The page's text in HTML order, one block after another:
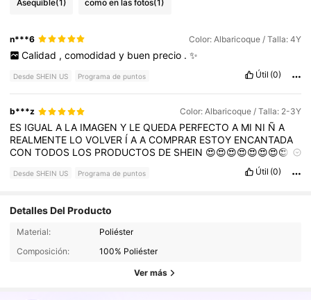
Asequible(1) como en las fotos(1)
n***6 Color: Albaricoque / Talla: 4Y
Calidad , comodidad y buen precio . ✨
Desde SHEIN US Programa de puntos Útil (0)
b***z Color: Albaricoque / Talla: 2-3Y
ES IGUALA LA IMAGENY LEQUEDA PERFECTOA MI NI ÑA
REALMENTE LOVOLVER ÍAACOMPRAR ESTOY ENCANTADA
CONTODOS LOS PRODUCTOS DE SHEIN 😍😍😍😍😍😍😍😍😍
😍😍😍😍😍😍😍😍😍😍😍😍😍😍😍😍😍😍😍😍😍😍😍😍😍😍😍
😍😍😍😍😍😍😍😍😍
Desde SHEIN US Programa de puntos Útil (0)
Detalles Del Producto
Material:
Poliéster
Composición:
100% Poliéster
Ver más
47K Seguidores
47K Seguidores